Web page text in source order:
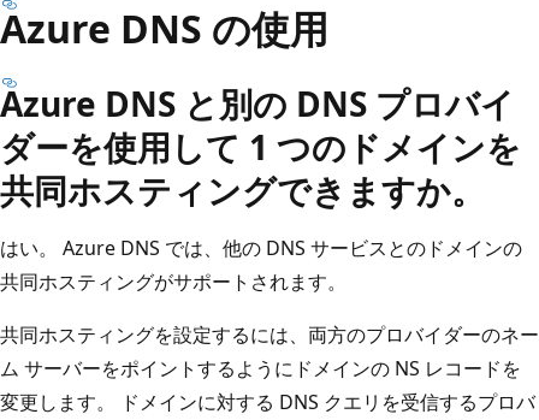
Azure DNS の使用
Azure DNS と別の DNS プロバイ
ダーを使用して 1 つのドメインを
共同ホスティングできますか。
はい。 Azure DNS では、他の DNS サービスとのドメインの
共同ホスティングがサポートされます。
共同ホスティングを設定するには、両方のプロバイダーのネー
ム サーバーをポイントするようにドメインの NS レコードを
変更します。 ドメインに対する DNS クエリを受信するプロバ